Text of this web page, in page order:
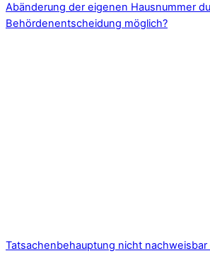
Abänderung der eigenen Hausnummer
Behördenentscheidung möglich?
Tatsachenbehauptung nicht nachweisbar